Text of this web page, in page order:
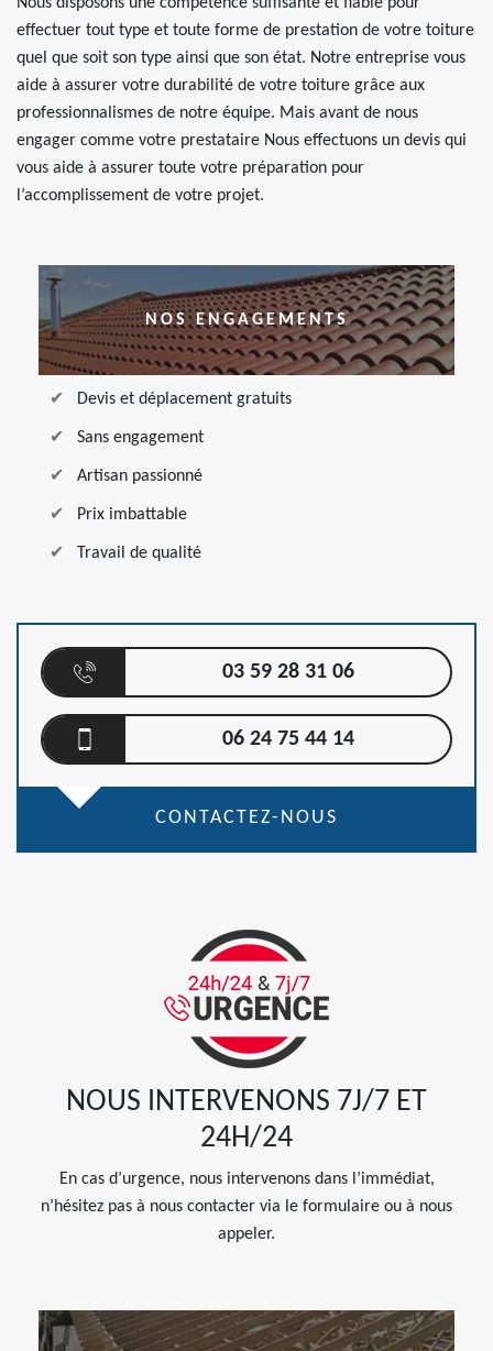
effectuer tout type et toute forme de prestation de votre toiture
quel que soit son type ainsi que son état. Notre entreprise vous
aide à assurer votre durabilité de votre toiture grâce aux
professionnalismes de notre équipe. Mais avant de nous
engager comme votre prestataire Nous effectuons un devis qui
vous aide à assurer toute votre préparation pour
l’accomplissement de votre projet.
NOS ENGAGEMENTS
Devis et déplacement gratuits
Sans engagement
Artisan passionné
Prix imbattable
Travail de qualité
03 59 28 31 06
06 24 75 44 14
CONTACTEZ-NOUS
NOUS INTERVENONS 7J/7 ET
24H/24
En cas d’urgence, nous intervenons dans l’immédiat,
n’hésitez pas à nous contacter via le formulaire ou à nous
appeler.